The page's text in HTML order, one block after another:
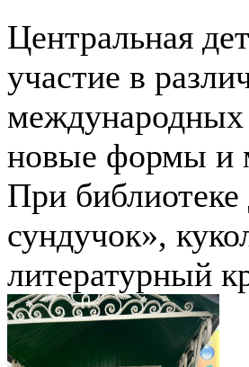
Центральная
участие в
международных
новые формы и
При
сундучок»,
литературный